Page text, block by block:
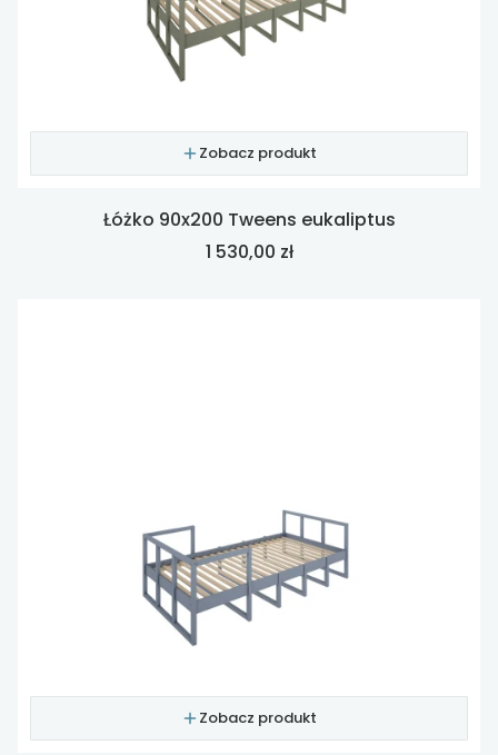
Zobacz produkt
Łóżko 90x200 Tweens eukaliptus
Cena
1 530,00 zł
Zobacz produkt